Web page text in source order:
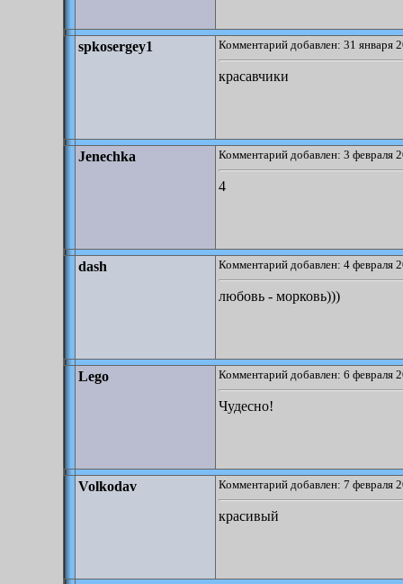
spkosergey1 Комментарий добавлен: 31 января
красавчики
Jenechka Комментарий добавлен: 3 февраля
4
dash Комментарий добавлен: 4 февраля
любовь - морковь)))
Lego Комментарий добавлен: 6 февраля
Чудесно!
Volkodav Комментарий добавлен: 7 февраля
красивый